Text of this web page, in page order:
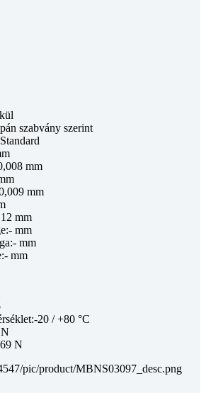
szabvány szerint
mm
mm
mm
mm
mm
mm
20 / +80 °C
N